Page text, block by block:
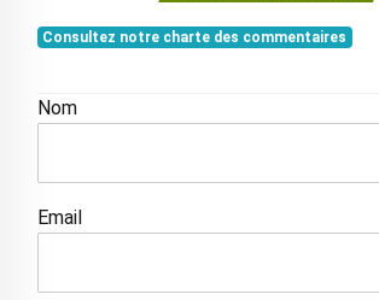
Consultez notre charte des commentaires
Nom
Email